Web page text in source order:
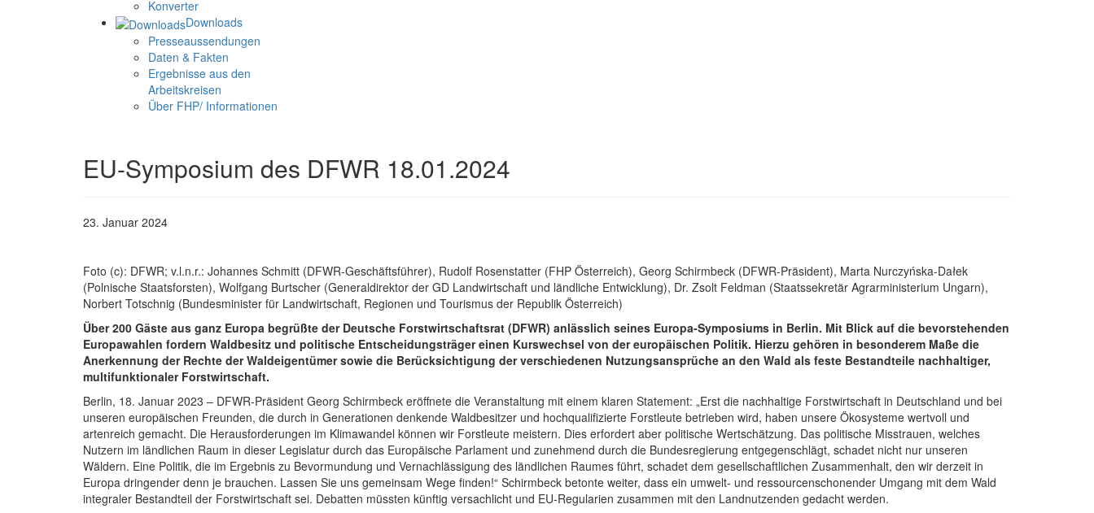
Konverter
Downloads
Presseaussendungen
Daten & Fakten
Ergebnisse aus den
Arbeitskreisen
Über FHP/ Informationen
EU-Symposium des DFWR 18.01.2024
23. Januar 2024
Foto (c): DFWR; v.l.n.r.: Johannes Schmitt (DFWR-Geschäftsführer), Rudolf Rosenstatter (FHP Österreich), Georg Schirmbeck (DFWR-Präsident), Marta Nurczyńska-Dałek
(Polnische Staatsforsten), Wolfgang Burtscher (Generaldirektor der GD Landwirtschaft und ländliche Entwicklung), Dr. Zsolt Feldman (Staatssekretär Agrarministerium Ungarn),
Norbert Totschnig (Bundesminister für Landwirtschaft, Regionen und Tourismus der Republik Österreich)
Über 200 Gäste aus ganz Europa begrüßte der Deutsche Forstwirtschaftsrat (DFWR) anlässlich seines Europa-Symposiums in Berlin. Mit Blick auf die bevorstehenden
Europawahlen fordern Waldbesitz und politische Entscheidungsträger einen Kurswechsel von der europäischen Politik. Hierzu gehören in besonderem Maße die
Anerkennung der Rechte der Waldeigentümer sowie die Berücksichtigung der verschiedenen Nutzungsansprüche an den Wald als feste Bestandteile nachhaltiger,
multifunktionaler Forstwirtschaft.
Berlin, 18. Januar 2023 – DFWR-Präsident Georg Schirmbeck eröffnete die Veranstaltung mit einem klaren Statement: „Erst die nachhaltige Forstwirtschaft in Deutschland und bei
unseren europäischen Freunden, die durch in Generationen denkende Waldbesitzer und hochqualifizierte Forstleute betrieben wird, haben unsere Ökosysteme wertvoll und
artenreich gemacht. Die Herausforderungen im Klimawandel können wir Forstleute meistern. Dies erfordert aber politische Wertschätzung. Das politische Misstrauen, welches
Nutzern im ländlichen Raum in dieser Legislatur durch das Europäische Parlament und zunehmend durch die Bundesregierung entgegenschlägt, schadet nicht nur unseren
Wäldern. Eine Politik, die im Ergebnis zu Bevormundung und Vernachlässigung des ländlichen Raumes führt, schadet dem gesellschaftlichen Zusammenhalt, den wir derzeit in
Europa dringender denn je brauchen. Lassen Sie uns gemeinsam Wege finden!“ Schirmbeck betonte weiter, dass ein umwelt- und ressourcenschonender Umgang mit dem Wald
integraler Bestandteil der Forstwirtschaft sei. Debatten müssten künftig versachlicht und EU-Regularien zusammen mit den Landnutzenden gedacht werden.